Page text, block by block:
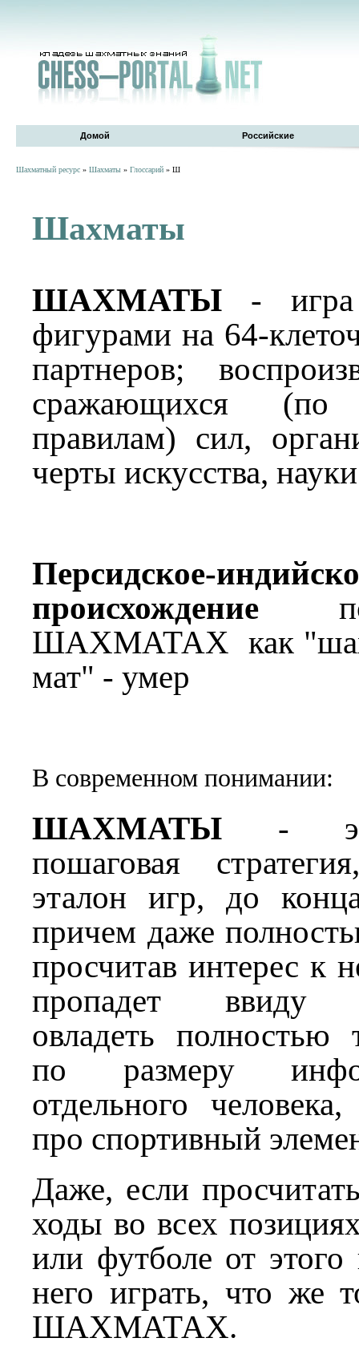
Домой Российские
Шахматный ресурс » Шахматы » Глоссарий » Ш
Шахматы
ШАХМАТЫ - игра
фигурами на 64-
партнеров;
сражающихся (по
правилам) сил,
черты искусства,
Персидское-
происхождение
ШАХМАТАХ как
мат" - умер
В современном понимании:
ШАХМАТЫ - это
пошаговая
эталон игр, до
причем даже
просчитав интерес к
пропадет ввиду
овладеть полностью
по размеру
отдельного
про спортивный
Даже, если
ходы во всех
или футболе от этого
него играть, что же
ШАХМАТАХ.